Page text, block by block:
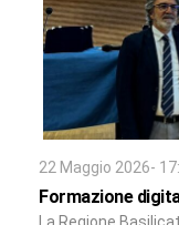
22 Maggio 2026-
Formazione